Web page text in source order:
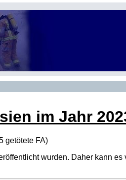
im Jahr
getötete FA)
wurden. Daher kann